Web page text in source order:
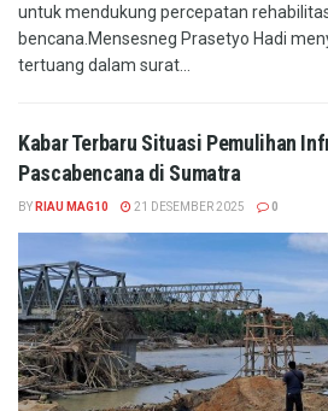
untuk mendukung percepatan
bencana.Mensesneg Prasetyo Hadi
tertuang dalam surat...
Kabar Terbaru Situasi Pemulihan
Pascabencana di Sumatra
BY RIAU MAG10 21 DESEMBER 2025 0